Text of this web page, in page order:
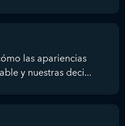
las apariencias
y nuestras deci...